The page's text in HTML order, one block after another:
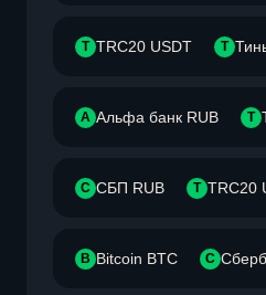
T TRC20 USDT Т
А Альфа банк RUB T
С СБП RUB T TRC20
B Bitcoin BTC С